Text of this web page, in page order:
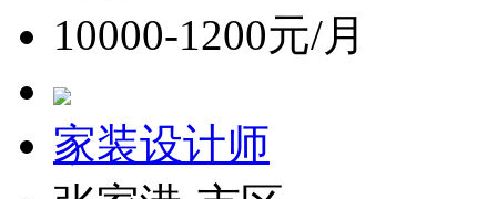
10000-1200元/月
家装设计师